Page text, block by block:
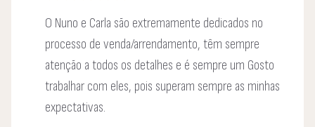
O Nuno e Carla são extremamente dedicados no
processo de venda/arrendamento, têm sempre
atenção a todos os detalhes e é sempre um Gosto
trabalhar com eles, pois superam sempre as minhas
expectativas.